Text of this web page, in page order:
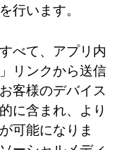
行います。
べて、アプリ内
リンクから送信
客様のデバイス
に含まれ、より
可能になりま